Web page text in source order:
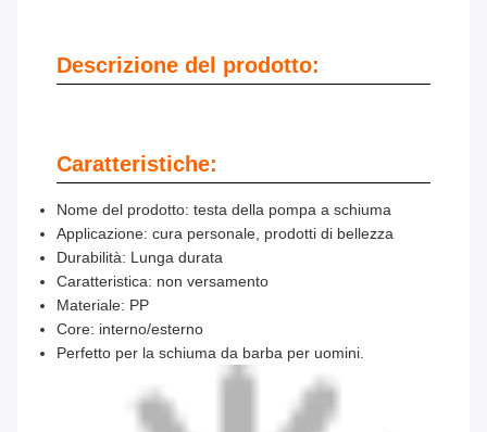
Descrizione del prodotto:
Caratteristiche:
Nome del prodotto: testa della pompa a schiuma
Applicazione: cura personale, prodotti di bellezza
Durabilità: Lunga durata
Caratteristica: non versamento
Materiale: PP
Core: interno/esterno
Perfetto per la schiuma da barba per uomini.